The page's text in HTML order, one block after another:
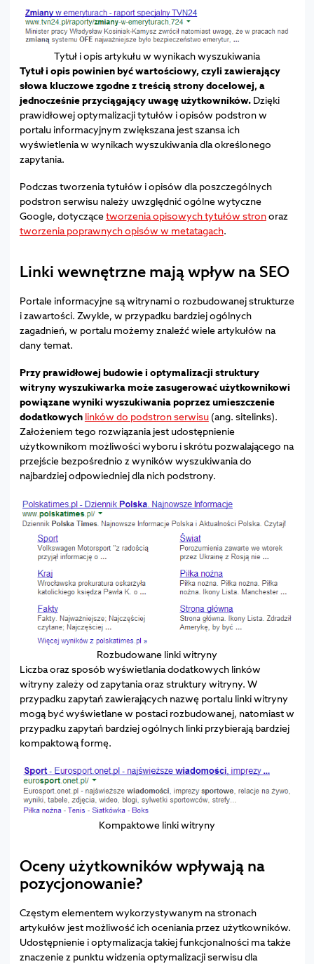
Tytuł i opis artykułu w wynikach wyszukiwania
Tytuł i opis powinien być wartościowy, czyli zawierający
słowa kluczowe zgodne z treścią strony docelowej, a
jednocześnie przyciągający uwagę użytkowników.Dzięki
prawidłowej optymalizacji tytułów i opisów podstron w
portalu informacyjnym zwiększana jest szansa ich
wyświetlenia w wynikach wyszukiwania dla określonego
zapytania.
Podczas tworzenia tytułów i opisów dla poszczególnych
podstron serwisu należy uwzględnić ogólne wytyczne
Google, dotyczącetworzenia opisowych tytułów stronoraz
tworzenia poprawnych opisów w metatagach.
Linki wewnętrzne mają wpływ na SEO
Portale informacyjne są witrynami o rozbudowanej strukturze
i zawartości. Zwykle, w przypadku bardziej ogólnych
zagadnień, w portalu możemy znaleźć wiele artykułów na
dany temat.
Przy prawidłowej budowie i optymalizacji struktury
witryny wyszukiwarka może zasugerować użytkownikowi
powiązane wyniki wyszukiwania poprzez umieszczenie
dodatkowych linków do podstron serwisu(ang. sitelinks).
Założeniem tego rozwiązania jest udostępnienie
użytkownikom możliwości wyboru i skrótu pozwalającego na
przejście bezpośrednio z wyników wyszukiwania do
najbardziej odpowiedniej dla nich podstrony.
Rozbudowane linki witryny
Liczba oraz sposób wyświetlania dodatkowych linków
witryny zależy od zapytania oraz struktury witryny. W
przypadku zapytań zawierających nazwę portalu linki witryny
mogą być wyświetlane w postaci rozbudowanej, natomiast w
przypadku zapytań bardziej ogólnych linki przybierają bardziej
kompaktową formę.
Kompaktowe linki witryny
Oceny użytkowników wpływają na
pozycjonowanie?
Częstym elementem wykorzystywanym na stronach
artykułów jest możliwość ich oceniania przez użytkowników.
Udostępnienie i optymalizacja takiej funkcjonalności ma także
znaczenie z punktu widzenia optymalizacji serwisu dla